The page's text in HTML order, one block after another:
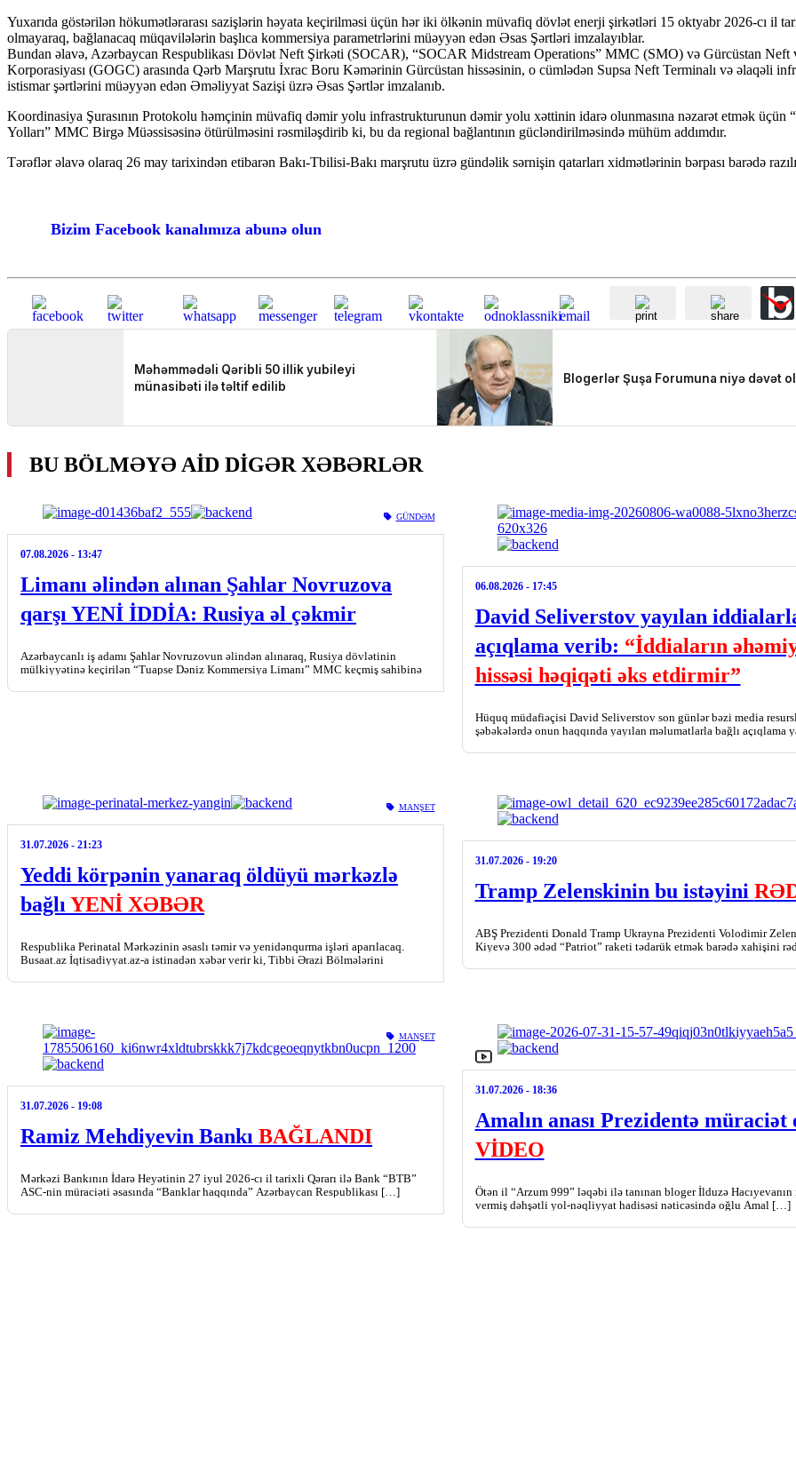
Yuxarıda göstərilən hökumətlərarası sazişlərin həyata keçirilməsi üçün hər iki ölkənin müvafiq dövlət enerji şirkətləri 15 oktyabr 2026-cı il
olmayaraq, bağlanacaq müqavilələrin başlıca kommersiya parametrlərini müəyyən edən Əsas Şərtləri imzalayıblar.
Bundan əlavə, Azərbaycan Respublikası Dövlət Neft Şirkəti (SOCAR), “SOCAR Midstream Operations” MMC (SMO) və Gürcüstan Neft
Korporasiyası (GOGC) arasında Qərb Marşrutu İxrac Boru Kəmərinin Gürcüstan hissəsinin, o cümlədən Supsa Neft Terminalı və əlaqəli
istismar şərtlərini müəyyən edən Əməliyyat Sazişi üzrə Əsas Şərtlər imzalanıb.
Koordinasiya Şurasının Protokolu həmçinin müvafiq dəmir yolu infrastrukturunun dəmir yolu xəttinin idarə olunmasına nəzarət etmək
Yolları” MMC Birgə Müəssisəsinə ötürülməsini rəsmiləşdirib ki, bu da regional bağlantının gücləndirilməsində mühüm addımdır.
Tərəflər əlavə olaraq 26 may tarixindən etibarən Bakı-Tbilisi-Bakı marşrutu üzrə gündəlik sərnişin qatarları xidmətlərinin bərpası barədə
Bizim Facebook kanalımıza abunə olun
BU BÖLMƏYƏ AID DIGƏR XƏBƏRLƏR
GÜNDƏM
07.08.2026 - 13:47
Limanı əlindən alınan Şahlar Novruzova
qarşı YENİ İDDİA: Rusiya əl çəkmir
Azərbaycanlı iş adamı Şahlar Novruzovun əlindən alınaraq, Rusiya dövlətinin
mülkiyyətinə keçirilən “Tuapse Dəniz Kommersiya Limanı” MMC keçmiş sahibinə
06.08.2026- 17:45
David Seliverstov yayılan
açıqlama verib: “İddiaların
hissəsi həqiqəti əks etdirmir”
Hüquq müdafiəçisi David Seliverstov son günlər bəzi media
şəbəkələrdə onun haqqında yayılan məlumatlarla bağlı açıqlama
MANŞET
31.07.2026 - 21:23
Yeddi körpənin yanaraq öldüyü mərkəzlə
bağlıYENİ XƏBƏR
Respublika Perinatal Mərkəzinin əsaslı təmir və yenidənqurma işləri aparılacaq.
Busaat.az İqtisadiyyat.az-a istinadən xəbər verir ki, Tibbi Ərazi Bölmələrini
31.07.2026- 19:20
Tramp Zelenskinin bu istəyini
ABŞ Prezidenti Donald Tramp Ukrayna Prezidenti Volodimir
Kiyevə 300 ədəd “Patriot” raketi tədarük etmək barədə xahişini
MANŞET
31.07.2026 - 19:08
Ramiz Mehdiyevin Bankı BAĞLANDI
Mərkəzi Bankının İdarə Heyətinin 27 iyul 2026-cı il tarixli Qərarı ilə Bank “BTB”
ASC-nin müraciəti əsasında “Banklar haqqında” Azərbaycan Respublikası […]
31.07.2026- 18:36
Amalın anası Prezidentə müraciət
VİDEO
Ötən il “Arzum 999” ləqəbi ilə tanınan bloger İlduzə Hacıyevanın
vermiş dəhşətli yol-nəqliyyat hadisəsi nəticəsində oğlu Amal […]